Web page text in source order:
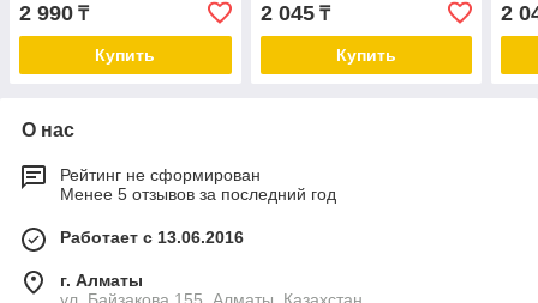
2 990 ₸
Купить
2 045₸
Купить
2
О нас
Рейтинг не сформирован
Менее 5 отзывов за последний год
Работает с 13.06.2016
г. Алматы